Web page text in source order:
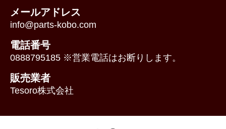
メールアドレス
info@parts-kobo.com
電話番号
0888795185 ※営業電話はお断りします。
販売業者
Tesoro株式会社